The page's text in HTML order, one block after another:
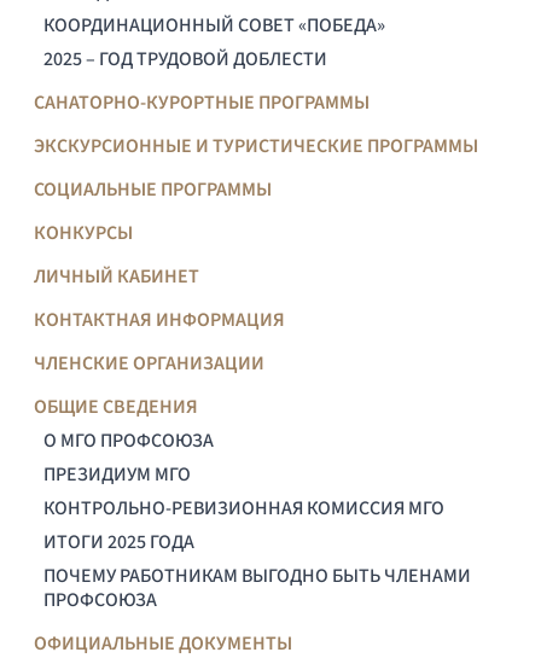
КООРДИНАЦИОННЫЙ СОВЕТ «ПОБЕДА»
2025 – ГОД ТРУДОВОЙ ДОБЛЕСТИ
САНАТОРНО-КУРОРТНЫЕ ПРОГРАММЫ
ЭКСКУРСИОННЫЕ И ТУРИСТИЧЕСКИЕ ПРОГРАММЫ
СОЦИАЛЬНЫЕ ПРОГРАММЫ
КОНКУРСЫ
ЛИЧНЫЙ КАБИНЕТ
КОНТАКТНАЯ ИНФОРМАЦИЯ
ЧЛЕНСКИЕ ОРГАНИЗАЦИИ
ОБЩИЕ СВЕДЕНИЯ
О МГО ПРОФСОЮЗА
ПРЕЗИДИУМ МГО
КОНТРОЛЬНО-РЕВИЗИОННАЯ КОМИССИЯ МГО
ИТОГИ 2025 ГОДА
ПОЧЕМУ РАБОТНИКАМ ВЫГОДНО БЫТЬ ЧЛЕНАМИ
ПРОФСОЮЗА
ОФИЦИАЛЬНЫЕ ДОКУМЕНТЫ